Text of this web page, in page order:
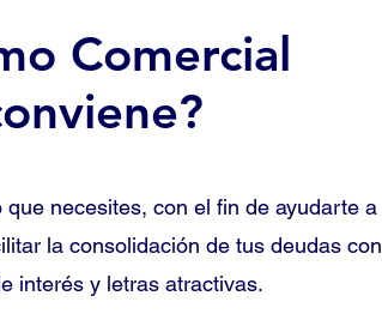
Comercial
necesites, con el fin de ayudarte a
la consolidación de tus deudas con
interés y letras atractivas.